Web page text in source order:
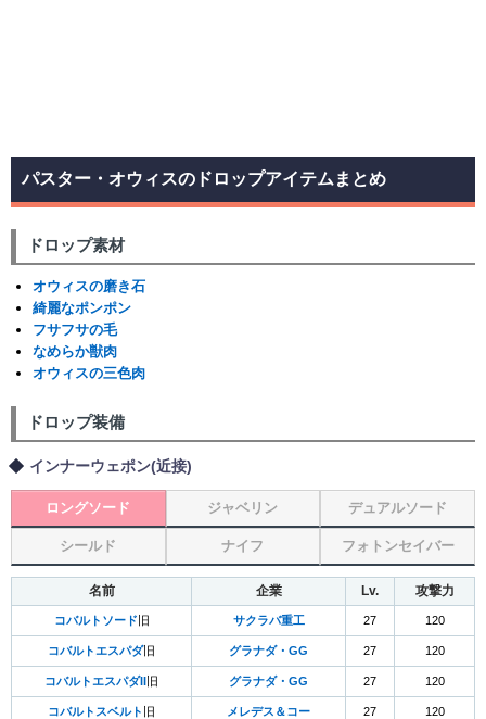
パスター・オウィスのドロップアイテムまとめ
ドロップ素材
オウィスの磨き石
綺麗なポンポン
フサフサの毛
なめらか獣肉
オウィスの三色肉
ドロップ装備
インナーウェポン(近接)
ロングソード ジャベリン デュアルソード
シールド ナイフ フォトンセイバー
名前 企業 Lv. 攻撃力
コバルトソード 旧 サクラバ重工 27 120
コバルトエスパダ旧 グラナダ・GG 27 120
コバルトエスパダII 旧 グラナダ・GG 27 120
コバルトスベルト 旧 メレデス＆コー 27 120